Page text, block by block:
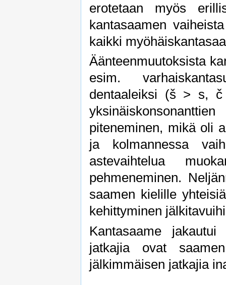
erotetaan myös
kantasaamen
kaikki
Äänteenmuutoksista
esim.
dentaaleiksi (š > s, č
piteneminen, mikä oli
ja kolmannessa
astevaihtelua
pehmeneminen.
saamen kielille
kehittyminen
Kantasaame
jatkajia ovat
jälkimmäisen jatkajia